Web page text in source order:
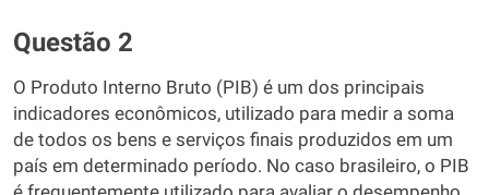
Questão 2
O Produto Interno Bruto (PIB) é um dos principais
indicadores econômicos, utilizado para medir a soma
de todos os bens e serviços finais produzidos em um
país em determinado período. No caso brasileiro, o PIB